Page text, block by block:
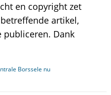
en copyright zet
artikel,
publiceren. Dank
Borssele nu